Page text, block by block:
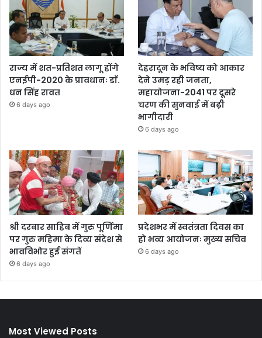
राज्य में शत-प्रतिशत लागू होंगे
एनईपी-2020 के प्रावधानः डाॅ.
धन सिंह रावत
6 days ago
देहरादून के भविष्य को आकार
देने उमड़ रही जनता,
महायोजना-2041 पर दूसरे
चरण की सुनवाई में बढ़ी
भागीदारी
6 days ago
श्री दरबार साहिब में गुरु पूर्णिमा
पर गुरु महिमा के दिव्य संदेश से
भावविभोर हुई संगतें
6 days ago
प्रदेशभर में स्वतंत्रता दिवस का
हो भव्य आयोजनः मुख्य सचिव
6 days ago
Most Viewed Posts